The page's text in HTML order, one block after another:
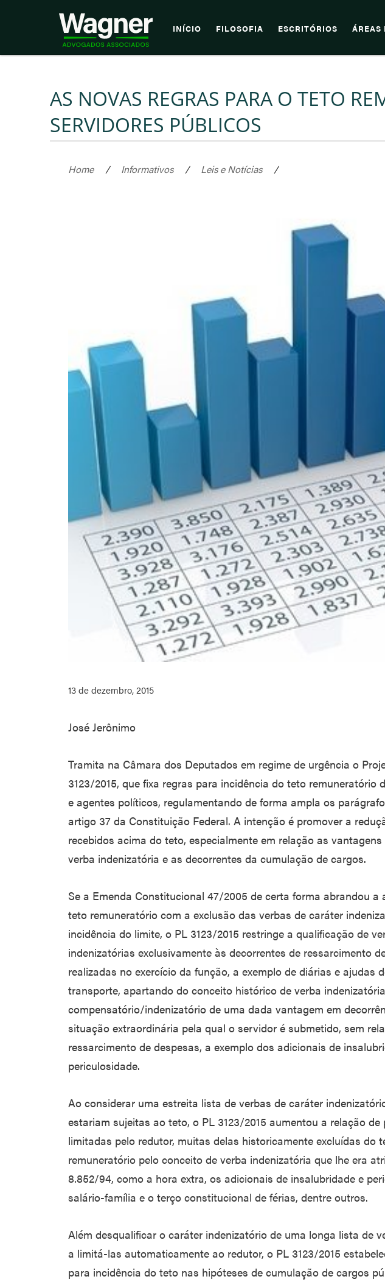
INÍCIO FILOSOFIA ESCRITÓRIOS ÁREAS
AS NOVAS REGRAS PARA O TETO
SERVIDORES PÚBLICOS
Home / Informativos / Leis e Notícias /
13 de dezembro, 2015
José Jerônimo
Tramita na Câmara dos Deputados em regime de urgência o
3123/2015, que fixa regras para incidência do teto remuneratório
e agentes políticos, regulamentando de forma ampla os
artigo 37 da Constituição Federal. A intenção é promover a
recebidos acima do teto, especialmente em relação as
verba indenizatória e as decorrentes da cumulação de cargos.
Se a Emenda Constitucional 47/2005 de certa forma abrandou a
teto remuneratório com a exclusão das verbas de caráter
incidência do limite, o PL 3123/2015 restringe a qualificação de
indenizatórias exclusivamente às decorrentes de ressarcimento
realizadas no exercício da função, a exemplo de diárias e ajudas
transporte, apartando do conceito histórico de verba
compensatório/indenizatório de uma dada vantagem em
situação extraordinária pela qual o servidor é submetido, sem
ressarcimento de despesas, a exemplo dos adicionais de
periculosidade.
Ao considerar uma estreita lista de verbas de caráter
estariam sujeitas ao teto, o PL 3123/2015 aumentou a relação de
limitadas pelo redutor, muitas delas historicamente excluídas do
remuneratório pelo conceito de verba indenizatória que lhe era
8.852/94, como a hora extra, os adicionais de insalubridade e
salário-família e o terço constitucional de férias, dentre outros.
Além desqualificar o caráter indenizatório de uma longa lista de
a limitá-las automaticamente ao redutor, o PL 3123/2015
para incidência do teto nas hipóteses de cumulação de cargos